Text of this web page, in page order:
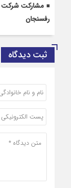
مشارکت شرکت
رفسنجان
ثبت دیدگاه